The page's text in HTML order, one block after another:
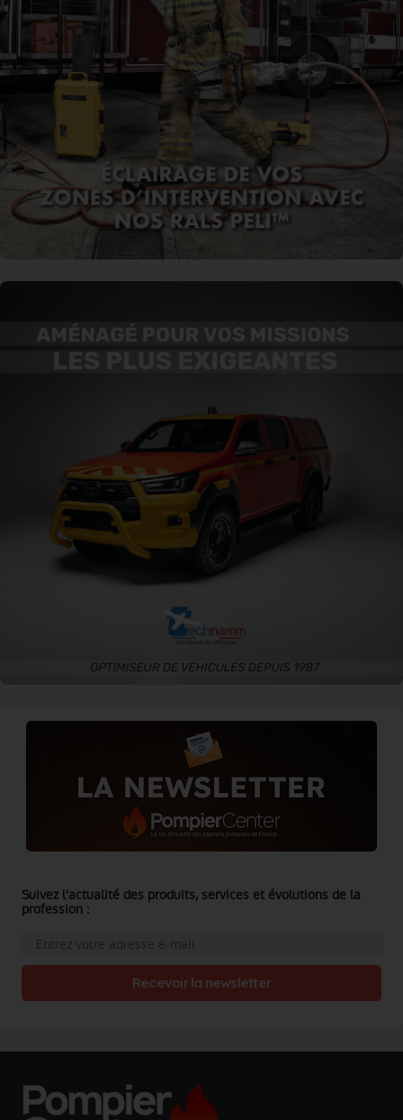
Suivez l'actualité des produits, services et évolutions de la
profession :
Recevoir la newsletter